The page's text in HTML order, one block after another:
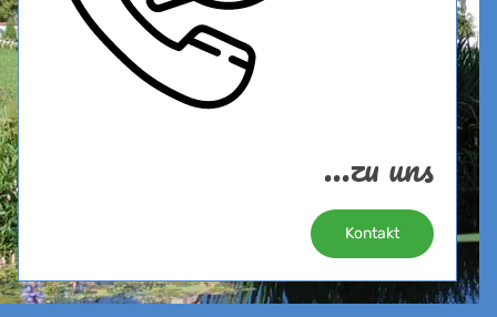
...zu uns
Kontakt